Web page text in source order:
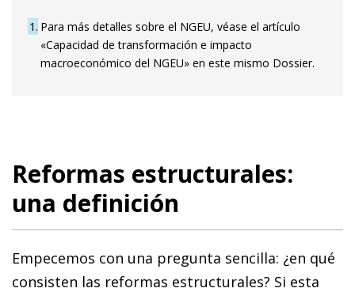
1 Para más detalles sobre el NGEU, véase el artículo
«Capacidad de transformación e impacto
macroeconómico del NGEU» en este mismo Dossier.
Reformas estructurales:
una definición
Empecemos con una pregunta sencilla: ¿en qué
consisten las reformas estructurales? Si esta